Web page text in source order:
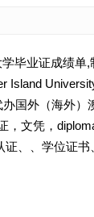
毕业证成绩单,
Island
国外（海外）
，文凭，
证、、学位证书